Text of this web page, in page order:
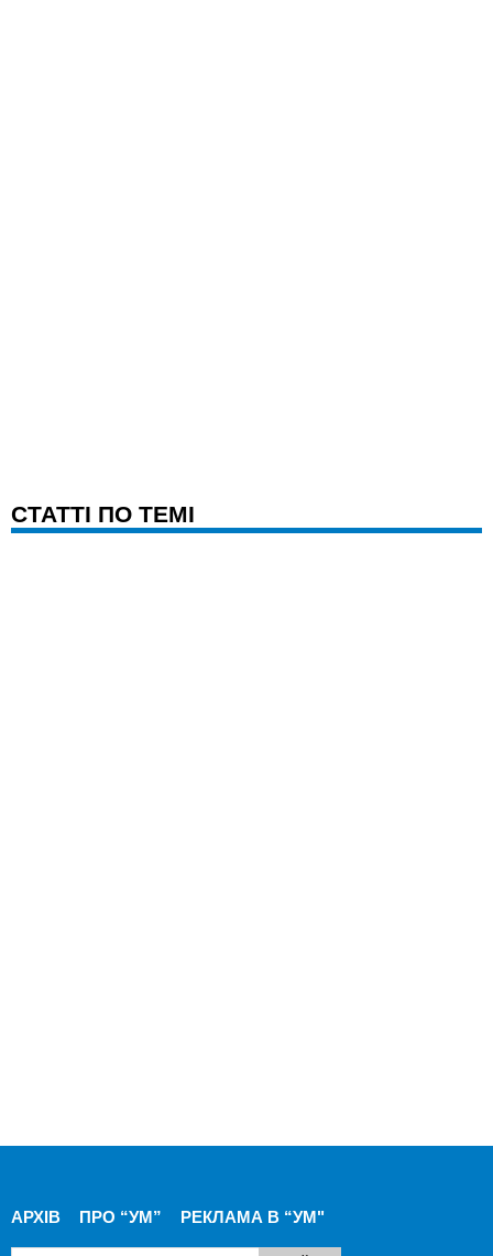
CТАТТІ ПО ТЕМІ
АРХІВ ПРО “УМ” РЕКЛАМА В “УМ"